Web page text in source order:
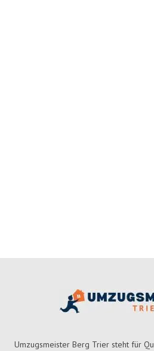
Umzugsmeister Berg Trier steht für